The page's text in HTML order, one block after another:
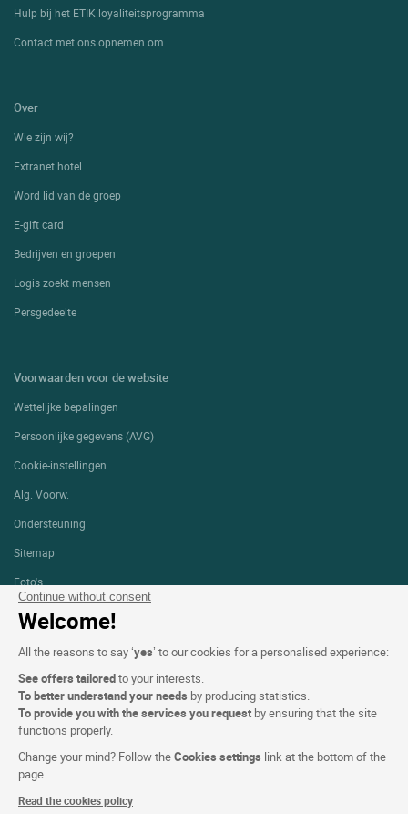
Continue without consent
Welcome!
All the reasons to say ‘yes’ to our cookies for a personalised experience:
See offers tailoredto your interests.
To better understand your needs by producing statistics.
To provide you with the services you request by ensuring that the site
functions properly.
Change your mind? Follow theCookies settings link at the bottom of the
page.
Read the cookies policy
Hulp bij het ETIK loyaliteitsprogramma
Contact met ons opnemen om
Over
Wie zijn wij?
Extranet hotel
Word lid van de groep
E-gift card
Bedrijven en groepen
Logis zoekt mensen
Persgedeelte
Voorwaarden voor de website
Wettelijke bepalingen
Persoonlijke gegevens (AVG)
Cookie-instellingen
Alg. Voorw.
Ondersteuning
Sitemap
Foto's
VOLG ONS
Logis copyright © 2026 Alle rechten voorbehouden gerealiseerd door SIWAY